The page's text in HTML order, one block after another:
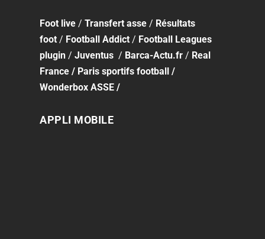
Foot live /Transfert asse / Résultats
foot / Football Addict / Football Leagues
plugin /Juventus / Barca-Actu.fr / Real
France / Paris sportifs football
/
Wonderbox ASSE /
APPLI MOBILE